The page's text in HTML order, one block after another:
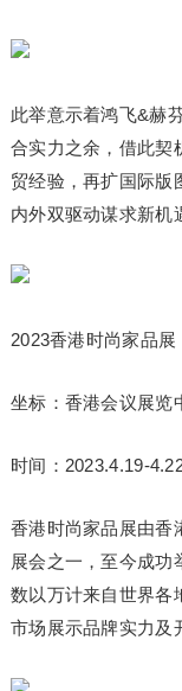
此举意示着鸿飞&赫
合实力之余，借此契
贸经验，再扩国际版
内外双驱动谋求新机
2023香港时尚家品展
坐标：香港会议展览
时间：2023.4.19-
香港时尚家品展由香
展会之一，至今成功
数以万计来自世界各
市场展示品牌实力及